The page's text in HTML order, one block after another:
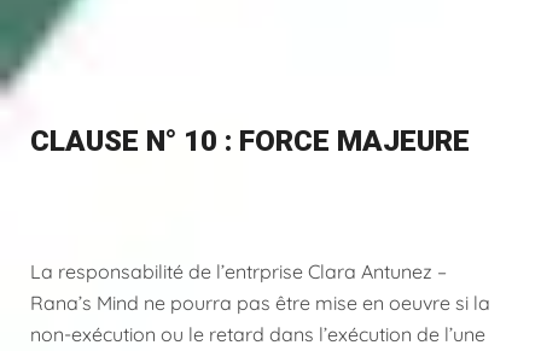
CLAUSE N° 10 : FORCE MAJEURE
La responsabilité de l’entrprise Clara Antunez –
Rana’s Mind ne pourra pas être mise en oeuvre si la
non-exécution ou le retard dans l’exécution de l’une